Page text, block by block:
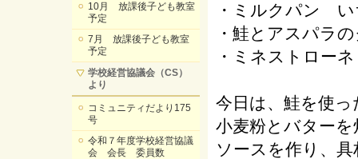
10月 放課後子ども教室
予定
7月 放課後子ども教室
予定
学校経営協議会（CS）
より
コミュニティだより175
号
令和７年度学校経営協議
会 会長 委員数
・ミルクパン
・鮭とアスパラ
・ミネストローネ
今日は、鮭を使
小麦粉とバター
ソースを作り、